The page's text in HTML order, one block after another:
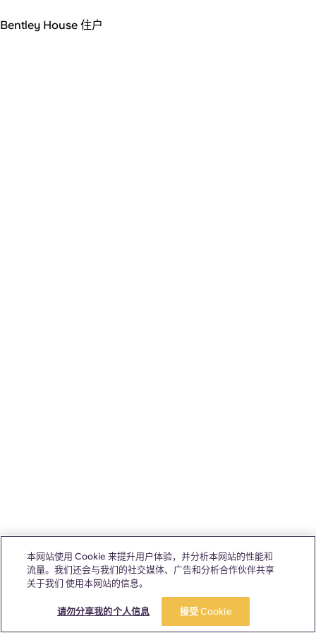
Bentley House 住户
本网站使用 Cookie 来提升用户体验，并分析本网站的性能和
流量。我们还会与我们的社交媒体、广告和分析合作伙伴共享
关于我们 使用本网站的信息。
请勿分享我的个人信息 接受 Cookie